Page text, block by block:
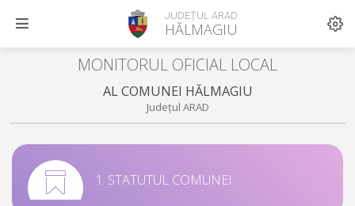
JUDEȚUL ARAD
HĂLMAGIU
MONITORUL OFICIAL LOCAL
AL COMUNEI HĂLMAGIU
Județul ARAD
1. STATUTUL COMUNEI